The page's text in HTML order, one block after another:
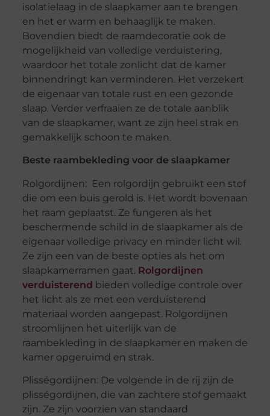
isolatielaag in de slaapkamer aan te brengen
en het er warm en behaaglijk te maken.
Bovendien biedt de raamdecoratie ook de
mogelijkheid van volledige verduistering,
waardoor het totale zonlicht dat de kamer
binnendringt kan verminderen. Het verzekert
de eigenaar van totale rust en een gezonde
slaap. Verder verfraaien ze de totale aanblik
van de slaapkamer, want ze zijn heel strak en
gemakkelijk schoon te maken.
Beste raambekleding voor de slaapkamer
Rolgordijnen: Een rolgordijn gebruikt een stof
die om een buis gerold is. Het wordt bovenaan
het raam geplaatst. Ze fungeren als het
beschermende schild in de slaapkamer als de
eigenaar volledige privacy en minder licht wil.
Ze zijn een van de beste opties als het om
slaapkamerramen gaat. Rolgordijnen
verduisterend bieden volledige controle over
het licht als ze met een verduisterend
materiaal worden aangepast. Rolgordijnen
stroomlijnen het uiterlijk van de
raambekleding in de slaapkamer en maken de
kamer opgeruimd en strak.
Plisségordijnen: De volgende in de rij zijn de
plisségordijnen, die van zachtere stof gemaakt
zijn. Ze zijn voorzien van standaard